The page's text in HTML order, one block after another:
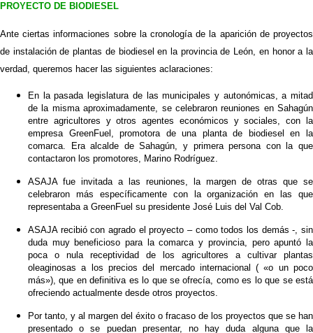
PROYECTO DE BIODIESEL
Ante ciertas informaciones sobre la cronología de la aparición de proyectos
de instalación de plantas de biodiesel en la provincia de León, en honor a la
verdad, queremos hacer las siguientes aclaraciones:
En la pasada legislatura de las municipales y autonómicas, a mitad
de la misma aproximadamente, se celebraron reuniones en Sahagún
entre agricultores y otros agentes económicos y sociales, con la
empresa GreenFuel, promotora de una planta de biodiesel en la
comarca. Era alcalde de Sahagún, y primera persona con la que
contactaron los promotores, Marino Rodríguez.
ASAJA fue invitada a las reuniones, la margen de otras que se
celebraron más específicamente con la organización en las que
representaba a GreenFuel su presidente José Luis del Val Cob.
ASAJA recibió con agrado el proyecto – como todos los demás -, sin
duda muy beneficioso para la comarca y provincia, pero apuntó la
poca o nula receptividad de los agricultores a cultivar plantas
oleaginosas a los precios del mercado internacional ( «o un poco
más»), que en definitiva es lo que se ofrecía, como es lo que se está
ofreciendo actualmente desde otros proyectos.
Por tanto, y al margen del éxito o fracaso de los proyectos que se han
presentado o se puedan presentar, no hay duda alguna que la